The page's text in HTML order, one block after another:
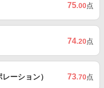
75.00点
74.20点
ーション） 73.70点